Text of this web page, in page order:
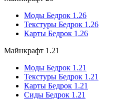
Моды Бедрок 1.26
Текстуры Бедрок 1.26
Карты Бедрок 1.26
Майнкрафт 1.21
Моды Бедрок 1.21
Текстуры Бедрок 1.21
Карты Бедрок 1.21
Сиды Бедрок 1.21